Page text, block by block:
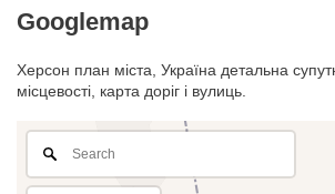
Googlemap
Херсон план міста, Україна детальна
місцевості, карта доріг і вулиць.